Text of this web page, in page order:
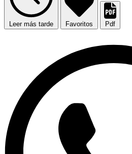
Leer más tarde Favoritos Pdf